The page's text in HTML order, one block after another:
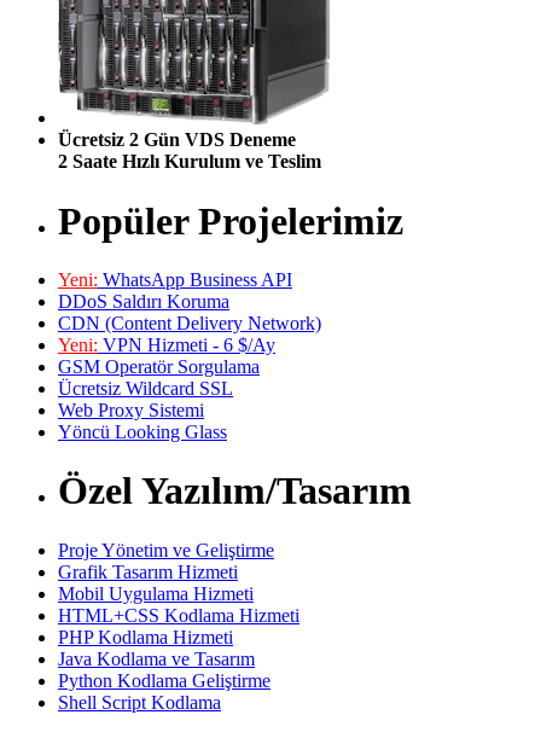
Ücretsiz 2 Gün VDS Deneme
2 Saate Hızlı Kurulum ve Teslim
Popüler Projelerimiz
Yeni: WhatsApp Business API
DDoS Saldırı Koruma
CDN (Content Delivery Network)
Yeni: VPN Hizmeti - 6 $/Ay
GSM Operatör Sorgulama
Ücretsiz Wildcard SSL
Web Proxy Sistemi
Yöncü Looking Glass
Özel Yazılım/Tasarım
Proje Yönetim ve Geliştirme
Grafik Tasarım Hizmeti
Mobil Uygulama Hizmeti
HTML+CSS Kodlama Hizmeti
PHP Kodlama Hizmeti
Java Kodlama ve Tasarım
Python Kodlama Geliştirme
Shell Script Kodlama